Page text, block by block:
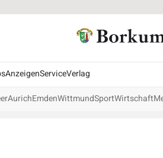
AnzeigenServiceVerlag
AurichEmdenWittmundSportWirtschaft